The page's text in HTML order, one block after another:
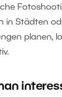
in Städten
planen,